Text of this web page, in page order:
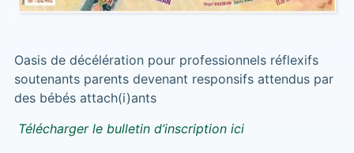
Oasis de décélération pour professionnels réflexifs
soutenants parents devenant responsifs attendus par
des bébés attach(i)ants
Télécharger le bulletin d’inscription ici